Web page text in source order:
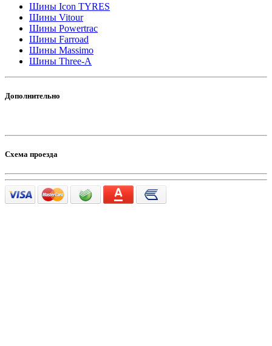
Шины Icon TYRES
Шины Vitour
Шины Powertrac
Шины Farroad
Шины Massimo
Шины Three-A
Дополнительно
Схема проезда